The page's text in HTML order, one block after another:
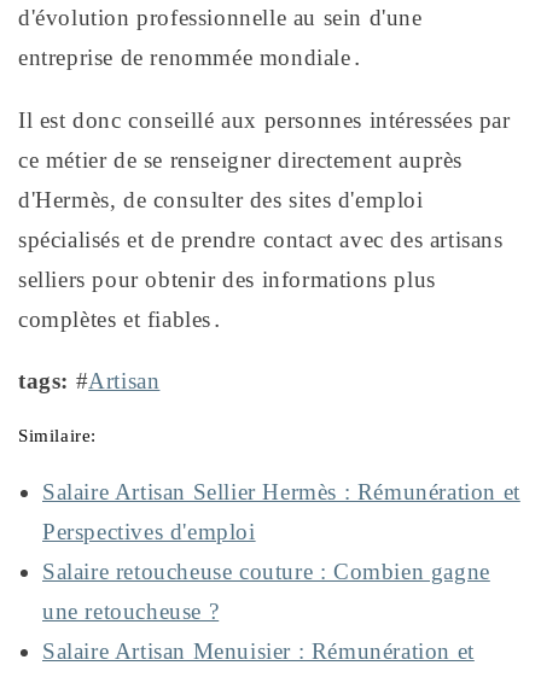
d'évolution professionnelle au sein d'une
entreprise de renommée mondiale․
Il est donc conseillé aux personnes intéressées par
ce métier de se renseigner directement auprès
d'Hermès, de consulter des sites d'emploi
spécialisés et de prendre contact avec des artisans
selliers pour obtenir des informations plus
complètes et fiables․
tags: #Artisan
Similaire:
Salaire Artisan Sellier Hermès : Rémunération et
Perspectives d'emploi
Salaire retoucheuse couture : Combien gagne
une retoucheuse ?
Salaire Artisan Menuisier : Rémunération et